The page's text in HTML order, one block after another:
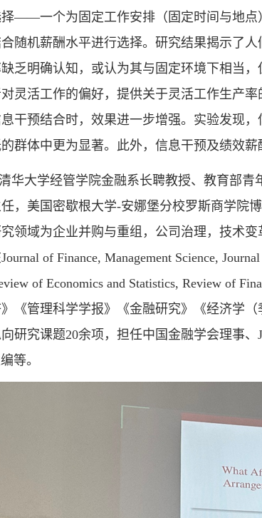
——一个为固定工作安排（固定时间与地点
随机薪酬水平进行选择。研究结果揭示了
缺乏明确认知，或认为其与固定环境下相当
灵活工作的偏好，提供关于灵活工作生产
干预结合时，效果进一步增强。实验发现
群体中更为显著。此外，信息干预及绩效
华大学经管学院金融系长聘教授、教育部
，美国密歇根大学-安娜堡分校罗斯商学院
领域为企业并购与重组，公司治理，技术
of Finance, Management Science,
of Economics and Statistics, Review of
》《管理科学学报》《金融研究》《经济学
研究课题20余项，担任中国金融学会理事、
等。